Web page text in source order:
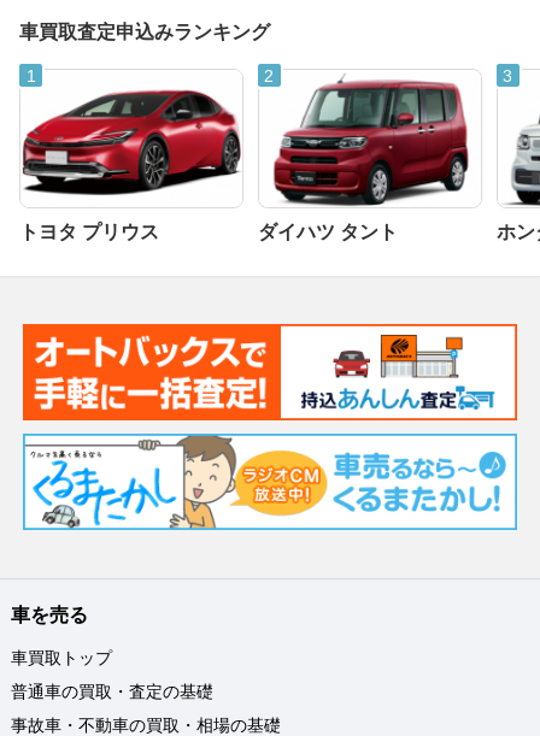
車買取査定申込みランキング
トヨタ プリウス ダイハツ タント ホン
車を売る
車買取トップ
普通車の買取・査定の基礎
事故車・不動車の買取・相場の基礎